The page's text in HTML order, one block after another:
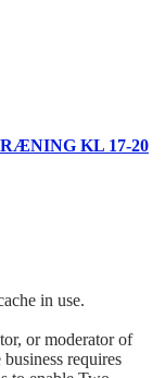
KL 17-20
in use.
or moderator of
requires